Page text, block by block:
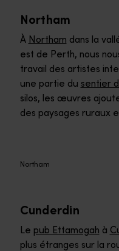
Northam
À Northam dans la
est de Perth, nous
travail des artistes
une partie du sentier
silos, les œuvres
des paysages ruraux
Northam
Cunderdin
Le pub Ettamogah à
plus étranges sur la